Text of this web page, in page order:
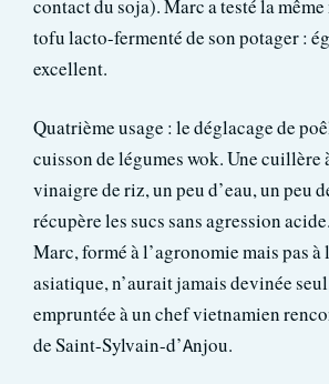
contact du soja). Marc a testé la
tofu lacto-fermenté de son potager :
excellent.
Quatrième usage : le déglacage de
cuisson de légumes wok. Une cuillère
vinaigre de riz, un peu d’eau, un peu
récupère les sucs sans agression
Marc, formé à l’agronomie mais pas à
asiatique, n’aurait jamais devinée
empruntée à un chef vietnamien
de Saint-Sylvain-d’Anjou.